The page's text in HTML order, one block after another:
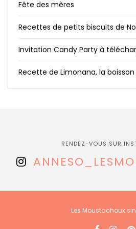
Fête des mères
Recettes de petits biscuits de
Invitation Candy Party à
Recette de Limonana, la boisson
RENDEZ-VOUS SUR
Les Moustachoux